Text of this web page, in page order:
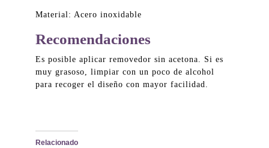
Material: Acero inoxidable
Recomendaciones
Es posible aplicar removedor sin acetona. Si es
muy grasoso, limpiar con un poco de alcohol
para recoger el diseño con mayor facilidad.
Relacionado